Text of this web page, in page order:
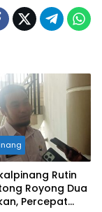
Rutin
Royong Dua
Percepat